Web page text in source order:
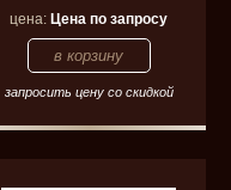
цена:Цена по запросу
запросить цену со скидкой